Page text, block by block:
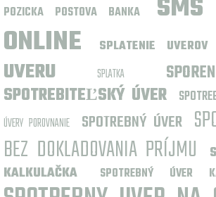
POZICKA POSTOVA BANKA
SMS
ONLINE
SPLATENIE UVEROV
UVERU
SPLATKA
SPOTREBITEĽSKÝ ÚVER
ÚVERY POROVNANIE
SPOTREBNÝ ÚVER
BEZ DOKLADOVANIA PRÍJMU
KALKULAČKA
SPOTREBNÝ ÚVER